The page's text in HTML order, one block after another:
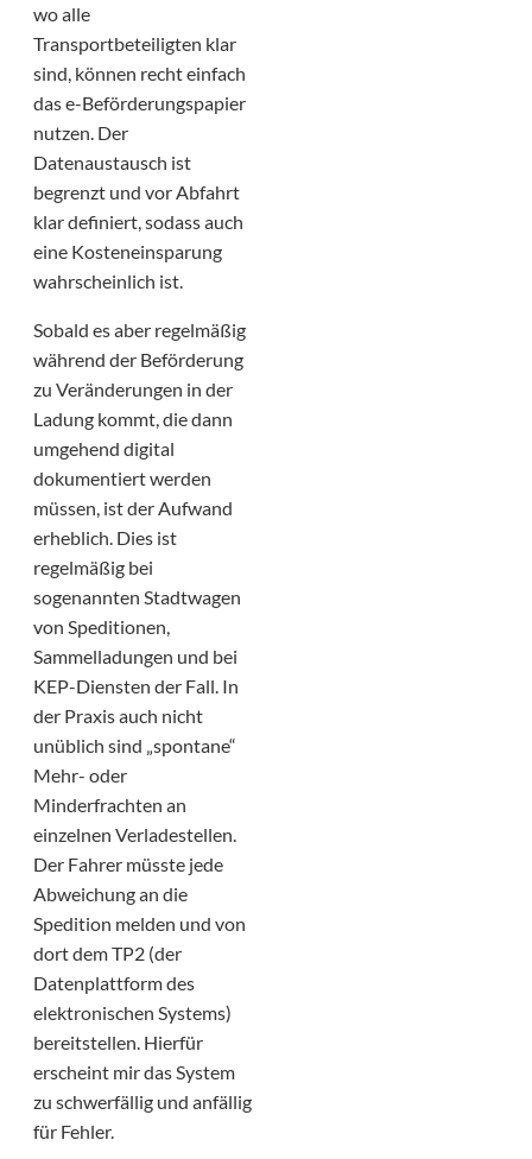
wo alle
Transportbeteiligten klar
sind, können recht einfach
das e-Beförderungspapier
nutzen. Der
Datenaustausch ist
begrenzt und vor Abfahrt
klar definiert, sodass auch
eine Kosteneinsparung
wahrscheinlich ist.
Sobald es aber regelmäßig
während der Beförderung
zu Veränderungen in der
Ladung kommt, die dann
umgehend digital
dokumentiert werden
müssen, ist der Aufwand
erheblich. Dies ist
regelmäßig bei
sogenannten Stadtwagen
von Speditionen,
Sammelladungen und bei
KEP-Diensten der Fall. In
der Praxis auch nicht
unüblich sind „spontane“
Mehr- oder
Minderfrachten an
einzelnen Verladestellen.
Der Fahrer müsste jede
Abweichung an die
Spedition melden und von
dort dem TP2 (der
Datenplattform des
elektronischen Systems)
bereitstellen. Hierfür
erscheint mir das System
zu schwerfällig und anfällig
für Fehler.